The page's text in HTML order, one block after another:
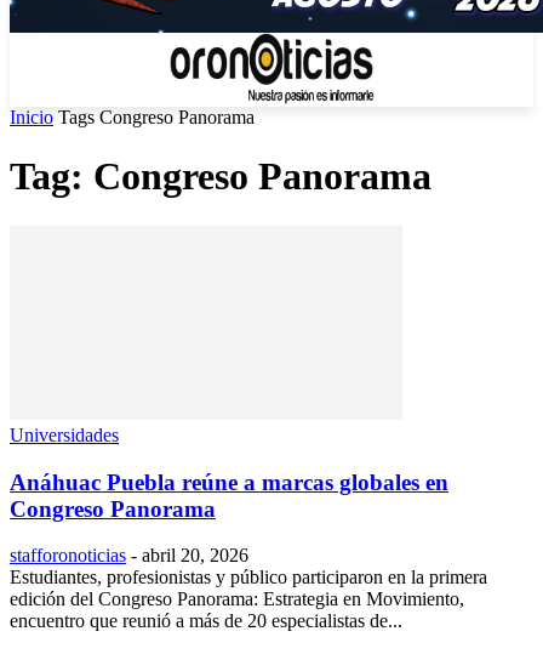
Inicio Tags Congreso Panorama
Tag: Congreso Panorama
Universidades
Anáhuac Puebla reúne a marcas globales en
Congreso Panorama
stafforonoticias - abril 20, 2026
Estudiantes, profesionistas y público participaron en la primera
edición del Congreso Panorama: Estrategia en Movimiento,
encuentro que reunió a más de 20 especialistas de...